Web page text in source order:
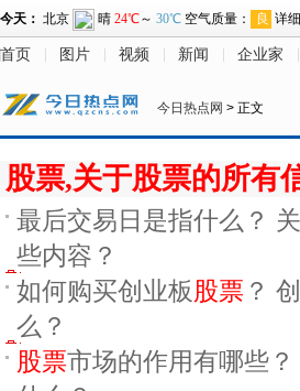
首页 图片 视频 新闻 企业家
今日热点网 > 正文
股票,关于股票的所有
最后交易日是指什么？
些内容？
如何购买创业板股票 ？
么？
股票市场的作用有哪些？